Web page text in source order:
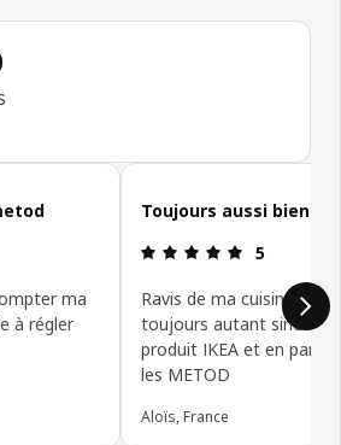
4.7 sur 5 étoiles Nombre total d'avis: 40
sur 5 étoiles
ma
à régler
Toujours aussi bien
Avis: 5 sur
5
Ravis de ma cuisine,
toujours autant sinon
produit IKEA et en
les METOD
Aloïs, France